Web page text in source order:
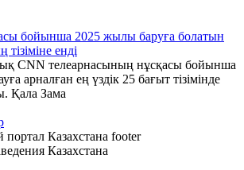
бойынша 2025 жылы баруға болатын
енді
CNN телеарнасының нұсқасы бойынша
арналған ең үздік 25 бағыт тізімінде
Қала Зама
Казахстана